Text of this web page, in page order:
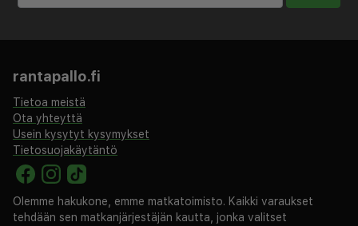
rantapallo.fi
Tietoa meistä
Ota yhteyttä
Usein kysytyt kysymykset
Tietosuojakäytäntö
Olemme hakukone, emme matkatoimisto. Kaikki varaukset
tehdään sen matkanjärjestäjän kautta, jonka valitset